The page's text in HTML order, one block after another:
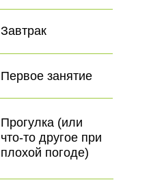
Прогулка (или
что-то другое при
плохой погоде)
Первое занятие
Завтрак